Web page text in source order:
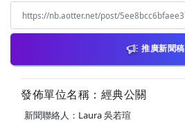
推廣新聞稿
發佈單位名稱：經典公關
新聞聯絡人：Laura 吳若瑄